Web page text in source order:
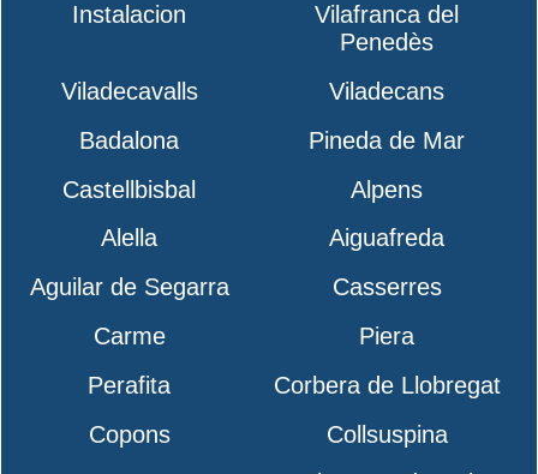
Instalacion
Vilafranca del
Penedès
Viladecavalls
Viladecans
Badalona
Pineda de Mar
Castellbisbal
Alpens
Alella
Aiguafreda
Aguilar de Segarra
Casserres
Carme
Piera
Perafita
Corbera de Llobregat
Copons
Collsuspina